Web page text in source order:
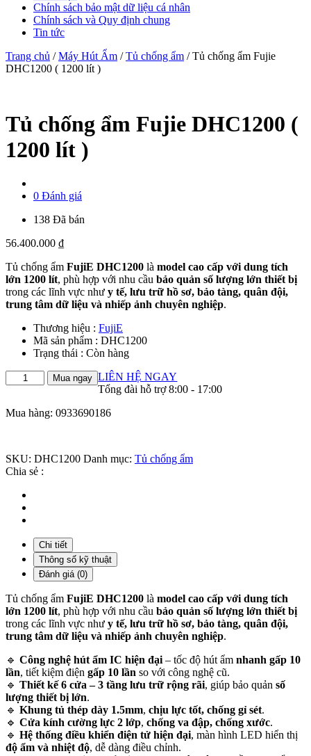
Chính sách bảo mật dữ liệu cá nhân
Chính sách và Quy định chung
Tin tức
Trang chủ /Máy Hút Ẩm /Tủ chống ẩm / Tủ chống ẩm Fujie
DHC1200 ( 1200 lít )
Tủ chống ẩm Fujie DHC1200 (
1200 lít )
0 Đánh giá
138 Đã bán
56.400.000 ₫
Tủ chống ẩm FujiE DHC1200 là model cao cấp với dung tích
lớn 1200 lít, phù hợp với nhu cầu bảo quản số lượng lớn thiết bị
trong các lĩnh vực như y tế, lưu trữ hồ sơ, bảo tàng, quân đội,
trung tâm dữ liệu và nhiếp ảnh chuyên nghiệp.
Thương hiệu : FujiE
Mã sản phẩm : DHC1200
Trạng thái : Còn hàng
chống
Fujie
lít
)
lượng
Mua ngay LIÊN HỆ NGAY
Tổng đài hỗ trợ 8:00 - 17:00
Mua hàng: 0933690186
SKU: DHC1200 Danh mục: Tủ chống ẩm
Chia sẻ :
Chi tiết
Thông số kỹ thuật
Đánh giá (0)
Tủ chống ẩm FujiE DHC1200 là model cao cấp với dung tích
lớn 1200 lít, phù hợp với nhu cầu bảo quản số lượng lớn thiết bị
trong các lĩnh vực như y tế, lưu trữ hồ sơ, bảo tàng, quân đội,
trung tâm dữ liệu và nhiếp ảnh chuyên nghiệp.
🔹 Công nghệ hút ẩm IC hiện đại – tốc độ hút ẩm nhanh gấp 10
lần, tiết kiệm điện gấp 10 lần so với công nghệ cũ.
🔹 Thiết kế 6 cửa – 3 tầng lưu trữ rộng rãi, giúp bảo quản số
lượng thiết bị lớn.
🔹 Khung tủ thép dày 1.5mm, chịu lực tốt, chống gỉ sét.
🔹 Cửa kính cường lực 2 lớp, chống va đập, chống xước.
🔹 Hệ thống điều khiển điện tử hiện đại, màn hình LED hiển thị
độ ẩm và nhiệt độ, dễ dàng điều chỉnh.